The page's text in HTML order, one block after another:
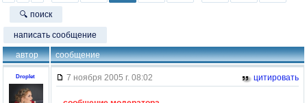
🔍 поиск
написать сообщение
автор сообщение
Droplet 7 ноября 2005 г. 08:02 цитировать